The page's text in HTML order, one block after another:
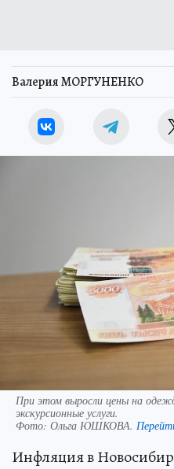
Валерия МОРГУНЕНКО
При этом выросли цены на
экскурсионные услуги.
Фото: Ольга ЮШКОВА.
Инфляция в